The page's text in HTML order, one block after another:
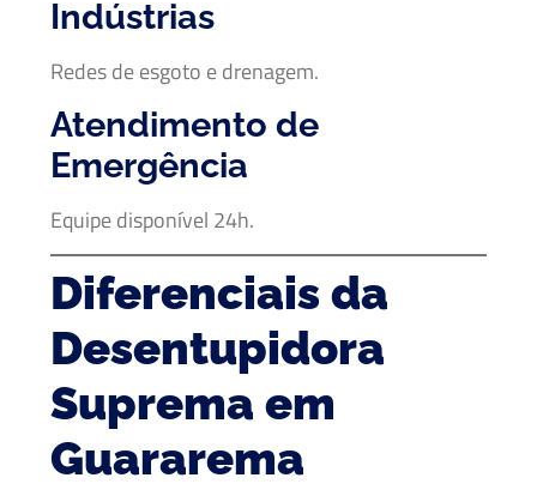
Indústrias
Redes de esgoto e drenagem.
Atendimento de
Emergência
Equipe disponível 24h.
Diferenciais da
Desentupidora
Suprema em
Guararema